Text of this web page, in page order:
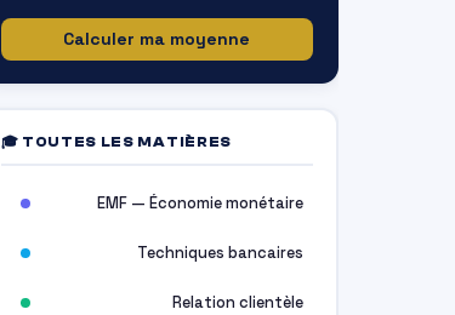
Calculer ma moyenne
🎓 TOUTES LES MATIÈRES
EMF — Économie monétaire
Techniques bancaires
Relation clientèle